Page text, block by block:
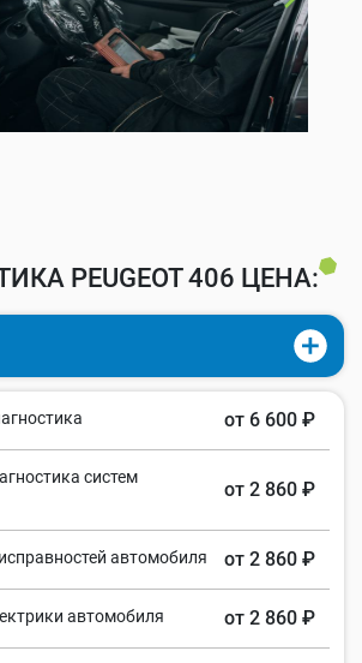
PEUGEOT 406 ЦЕНА:
от 6 600 ₽
систем
от 2 860 ₽
автомобиля от 2 860 ₽
автомобиля от 2 860 ₽